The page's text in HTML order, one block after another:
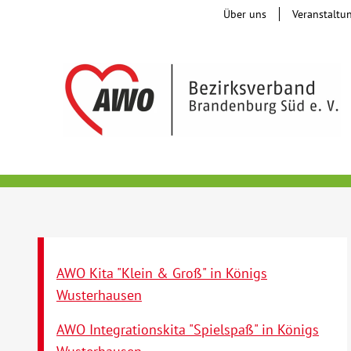
Über uns
AWO Kita "Klein & Groß" in Königs
Wusterhausen
AWO Integrationskita "Spielspaß" in Königs